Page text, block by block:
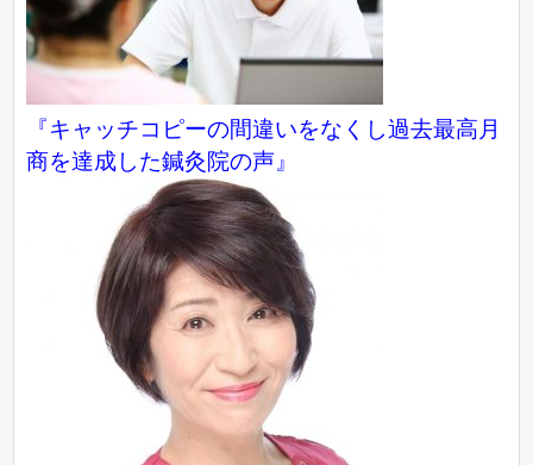
『キャッチコピーの間違いをなくし過去最高月
商を達成した鍼灸院の声』